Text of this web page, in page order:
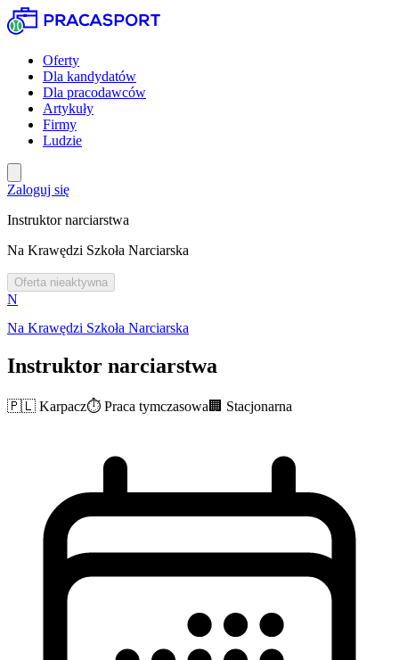
Oferty
Dla kandydatów
Dla pracodawców
Artykuły
Firmy
Ludzie
Zaloguj się
Instruktor narciarstwa
Na Krawędzi Szkoła Narciarska
Oferta nieaktywna
N
Na Krawędzi Szkoła Narciarska
Instruktor narciarstwa
🇵🇱 Karpacz⏱️ Praca tymczasowa 🏢 Stacjonarna